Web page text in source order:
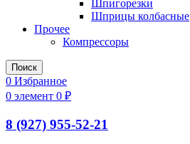
Шпигорезки
Шприцы колбасные
Прочее
Компрессоры
Поиск
0 Избранное
0 элемент 0 ₽
8 (927) 955-52-21